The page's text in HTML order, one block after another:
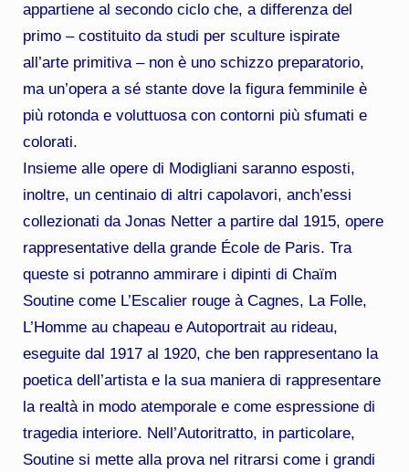
appartiene al secondo ciclo che, a differenza del
primo – costituito da studi per sculture ispirate
all’arte primitiva – non è uno schizzo preparatorio,
ma un’opera a sé stante dove la figura femminile è
più rotonda e voluttuosa con contorni più sfumati e
colorati.
Insieme alle opere di Modigliani saranno esposti,
inoltre, un centinaio di altri capolavori, anch’essi
collezionati da Jonas Netter a partire dal 1915, opere
rappresentative della grande École de Paris. Tra
queste si potranno ammirare i dipinti di Chaïm
Soutine come L’Escalier rouge à Cagnes, La Folle,
L’Homme au chapeau e Autoportrait au rideau,
eseguite dal 1917 al 1920, che ben rappresentano la
poetica dell’artista e la sua maniera di rappresentare
la realtà in modo atemporale e come espressione di
tragedia interiore. Nell’Autoritratto, in particolare,
Soutine si mette alla prova nel ritrarsi come i grandi